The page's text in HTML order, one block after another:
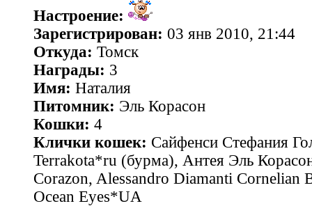
Настроение:
Зарегистрирован: 03 янв 2010, 21:44
Откуда: Томск
Награды: 3
Имя: Наталия
Питомник: Эль Корасон
Кошки: 4
Клички кошек: Сайфенси Стефания
Terrakota*ru (бурма), Антея Эль
Corazon, Alessandro Diamanti Cornelian
Ocean Eyes*UA